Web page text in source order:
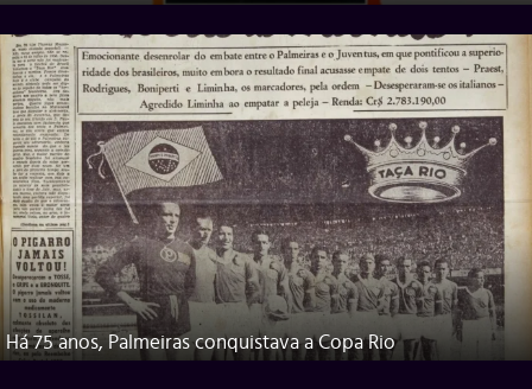
Há 75 anos, Palmeiras conquistava a Copa Rio